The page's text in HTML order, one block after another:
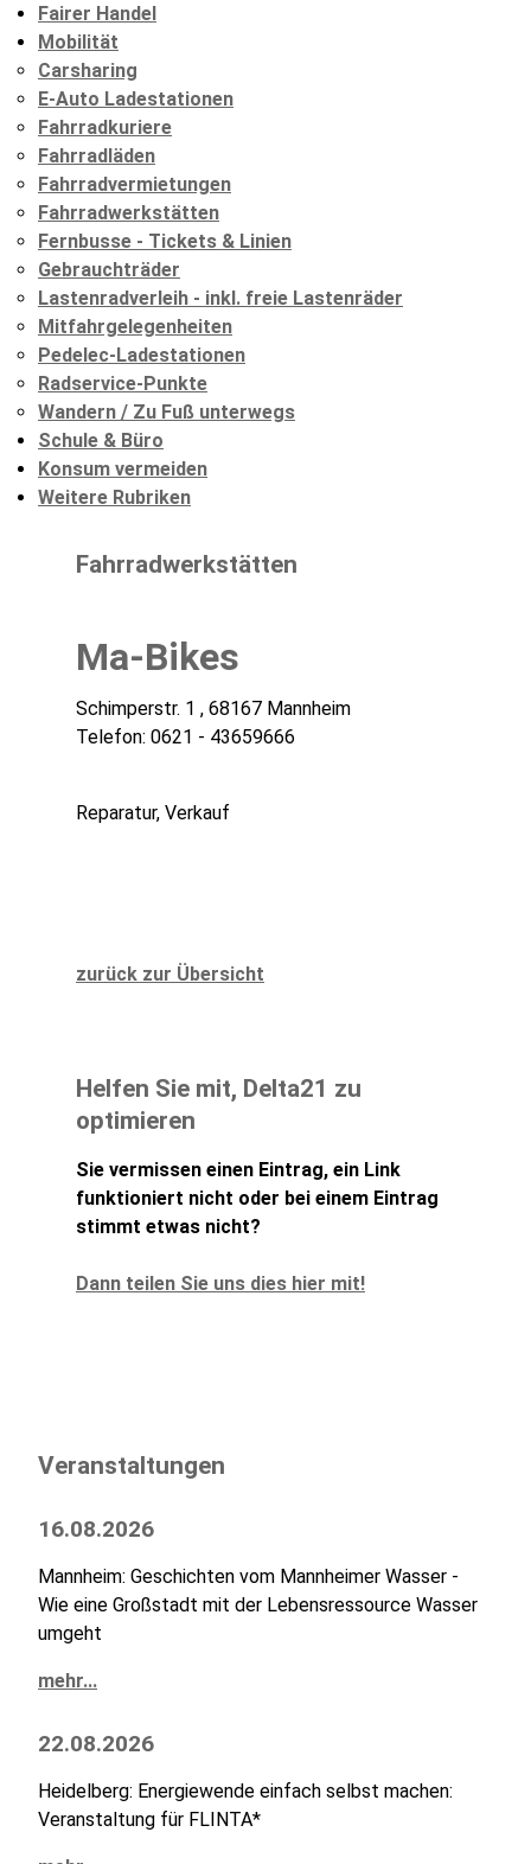
Fairer Handel
Mobilität
Carsharing
E-Auto Ladestationen
Fahrradkuriere
Fahrradläden
Fahrradvermietungen
Fahrradwerkstätten
Fernbusse - Tickets & Linien
Gebrauchträder
Lastenradverleih - inkl. freie Lastenräder
Mitfahrgelegenheiten
Pedelec-Ladestationen
Radservice-Punkte
Wandern / Zu Fuß unterwegs
Schule & Büro
Konsum vermeiden
Weitere Rubriken
Fahrradwerkstätten
Ma-Bikes
Schimperstr. 1 , 68167 Mannheim
Telefon: 0621 - 43659666
Reparatur, Verkauf
zurück zur Übersicht
Helfen Sie mit, Delta21 zu
optimieren
Sie vermissen einen Eintrag, ein Link
funktioniert nicht oder bei einem Eintrag
stimmt etwas nicht?
Dann teilen Sie uns dies hier mit!
Veranstaltungen
16.08.2026
Mannheim: Geschichten vom Mannheimer Wasser -
Wie eine Großstadt mit der Lebensressource Wasser
umgeht
mehr...
22.08.2026
Heidelberg: Energiewende einfach selbst machen:
Veranstaltung für FLINTA*